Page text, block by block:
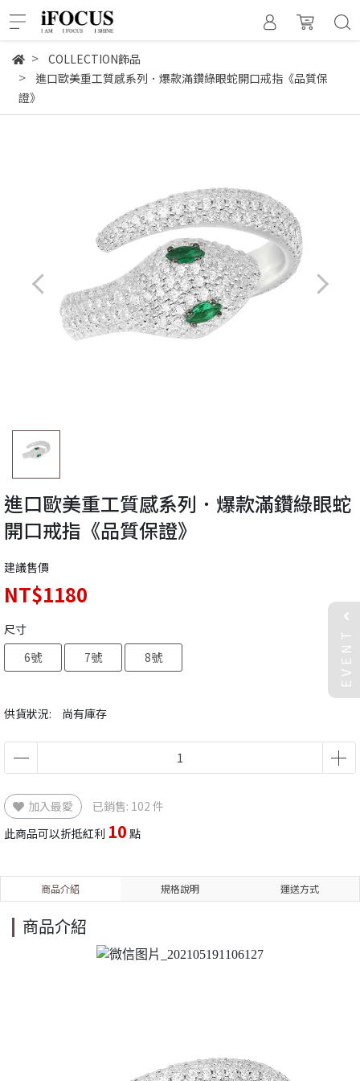
COLLECTION飾品
進口歐美重工質感系列．爆款滿鑽綠眼蛇開口戒指《品質保
證》
進口歐美重工質感系列．爆款滿鑽綠眼蛇
開口戒指《品質保證》
建議售價
NT$1180
供貨狀況: 尚有庫存
尺寸
6號
7號 8號
加入最愛
已銷售: 102 件
此商品可以折抵紅利 10 點
商品介紹 規格說明 運送方式
商品介紹
EVENT